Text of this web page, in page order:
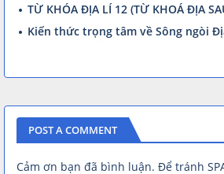
TỪ KHÓA ĐỊA LÍ 12 (TỪ KHOÁ ĐỊA
Kiến thức trọng tâm về Sông ngòi
POST A COMMENT
Cảm ơn bạn đã bình luận. Để tránh